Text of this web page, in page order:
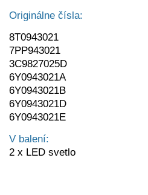
Originálne čísla:
8T0943021
7PP943021
3C9827025D
6Y0943021A
6Y0943021B
6Y0943021D
6Y0943021E
V balení:
2 x LED svetlo